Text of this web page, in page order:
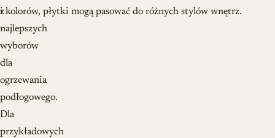
z
najlepszych
wyborów
dla
ogrzewania
podłogowego.
Dla
przykładowych
i kolorów, płytki mogą pasować do różnych stylów wnętrz.